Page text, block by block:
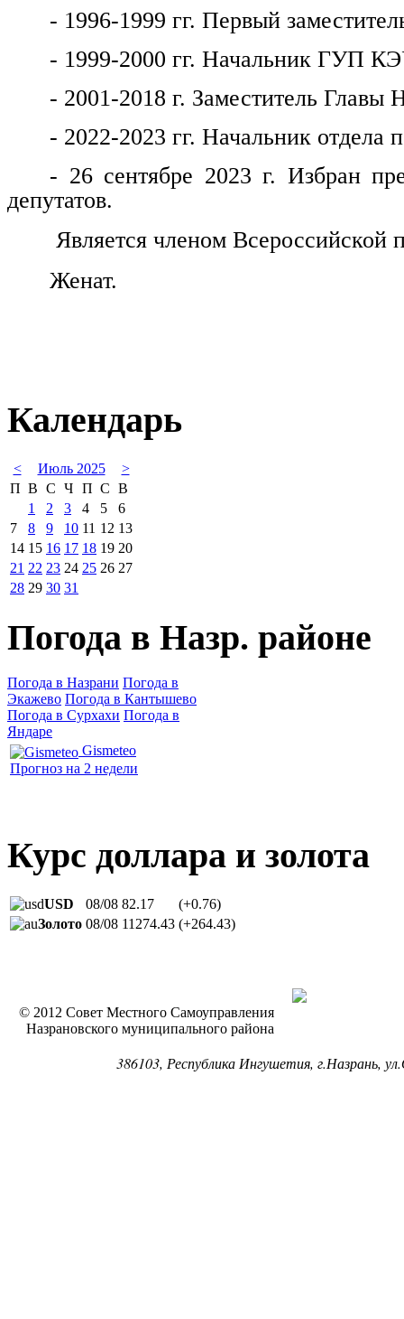
- 1996-1999 гг. Первый
- 1999-2000 гг. Начальник ГУП
- 2001-2018 г. Заместитель Главы
- 2022-2023 гг. Начальник
- 26 сентябре 2023 г. Избран
депутатов.
Является членом Всероссийской
Женат.
Календарь
< Июль 2025
>
П В С Ч П С В
1
2 3 4 5
6
7
8 9 10 11 12 13
14 15 16 17 18 19 20
21 22 23 24 25 26 27
28 29 30 31
Погода в Назр. районе
Погода в Назрани Погода в
Экажево Погода в Кантышево
Погода в Сурхахи Погода в
Яндаре
Gismeteo
Прогноз на 2 недели
Курс доллара и золота
USD 08/08 82.17
(+0.76)
Золото 08/08 11274.43 (+264.43)
© 2012 Совет Местного Самоуправления
Назрановского муниципального района
386103, Республика Ингушетия, г.Назрань,